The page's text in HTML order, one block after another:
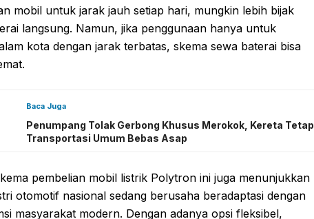
mobil untuk jarak jauh setiap hari, mungkin lebih bijak
langsung. Namun, jika penggunaan hanya untuk
kota dengan jarak terbatas, skema sewa baterai bisa
Baca Juga
Penumpang Tolak Gerbong Khusus Merokok, Kereta Tetap
Transportasi Umum Bebas Asap
pembelian mobil listrik Polytron ini juga menunjukkan
otomotif nasional sedang berusaha beradaptasi dengan
masyarakat modern. Dengan adanya opsi fleksibel,